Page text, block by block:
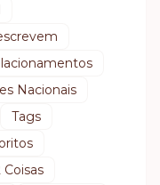
Nacionais
Tags
Coisas